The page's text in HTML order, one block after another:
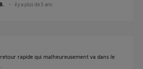
il y a plus de 5 ans
rapide qui malheureusement va dans le